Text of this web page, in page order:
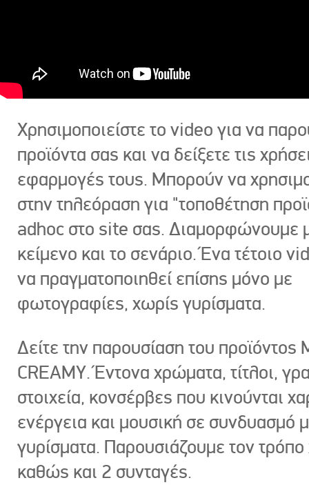
Χρησιμοποιείστε το video για να
προϊόντα σας και να δείξετε τις
εφαρμογές τους. Μπορούν να
στην τηλεόραση για "τοποθέτηση
adhoc στο site σας. Διαμορφώνουμε
κείμενο και το σενάριο. Ένα τέτοιο
να πραγματοποιηθεί επίσης μόνο με
φωτογραφίες, χωρίς γυρίσματα.
Δείτε την παρουσίαση του προϊόντος
CREAMY. Έντονα χρώματα, τίτλοι,
στοιχεία, κονσέρβες που κινούνται
ενέργεια και μουσική σε συνδυασμό
γυρίσματα. Παρουσιάζουμε τον
καθώς και 2 συνταγές.